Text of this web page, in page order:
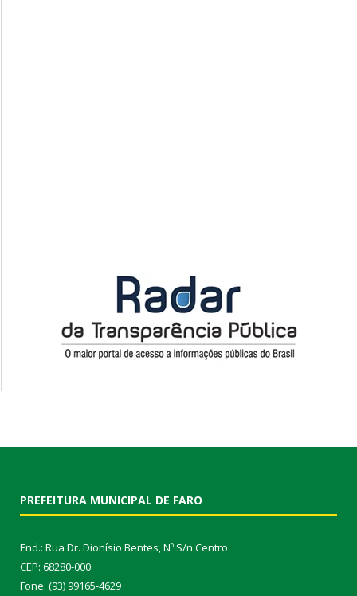
PREFEITURA MUNICIPAL DE FARO
End.: Rua Dr. Dionísio Bentes, Nº S/n Centro
CEP: 68280-000
Fone: (93) 99165-4629